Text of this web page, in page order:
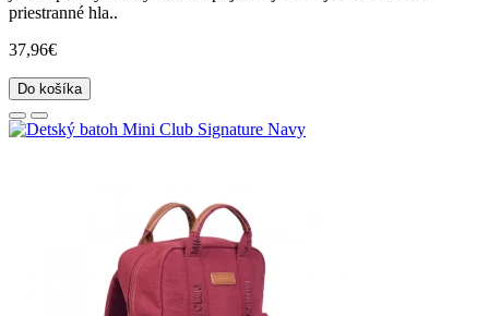
priestranné hla..
37,96€
Do košíka